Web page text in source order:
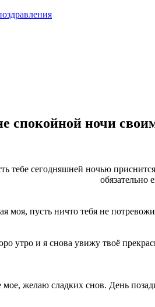
спокойной ночи
тебе сегодняшней ночью
обязательно
моя, пусть ничто тебя не
утро и я снова увижу твоё
желаю сладких снов. День